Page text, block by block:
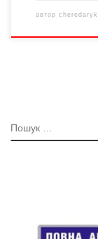
автор cheredaryk
ПОШУК